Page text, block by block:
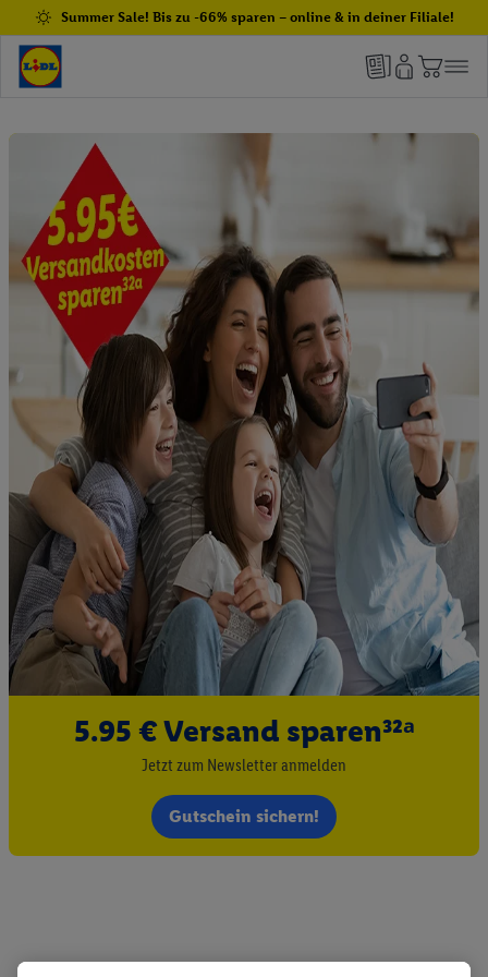
Summer Sale! Bis zu -66% sparen – online & in deiner Filiale!
5.95 € Versand sparen³²ᵃ
Jetzt zum Newsletter anmelden
Gutschein sichern!